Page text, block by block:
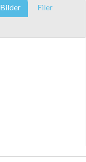
Bilder Filer